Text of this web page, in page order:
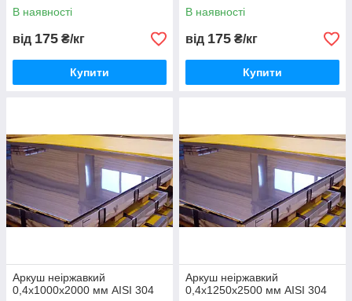
В наявності
від 175 ₴/кг
Купити
В наявності
від 175 ₴/кг
Купити
Аркуш неіржавкий
0,4х1000х2000 мм AISI 304
Аркуш неіржавкий
0,4х1250х2500 мм AISI 304